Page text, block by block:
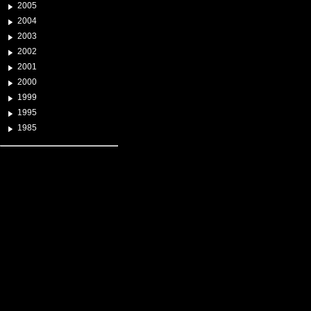
2005
2004
2003
2002
2001
2000
1999
1995
1985